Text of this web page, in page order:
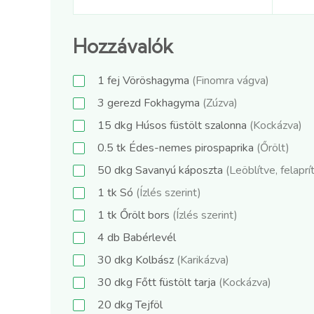
Hozzávalók
1 fej Vöröshagyma (Finomra vágva)
3 gerezd Fokhagyma (Zúzva)
15 dkg Húsos füstölt szalonna (Kockázva)
0.5 tk Édes-nemes pirospaprika (Őrölt)
50 dkg Savanyú káposzta (Leöblítve,
1 tk Só (Ízlés szerint)
1 tk Őrölt bors (Ízlés szerint)
4 db Babérlevél
30 dkg Kolbász (Karikázva)
30 dkg Főtt füstölt tarja (Kockázva)
20 dkgTejföl